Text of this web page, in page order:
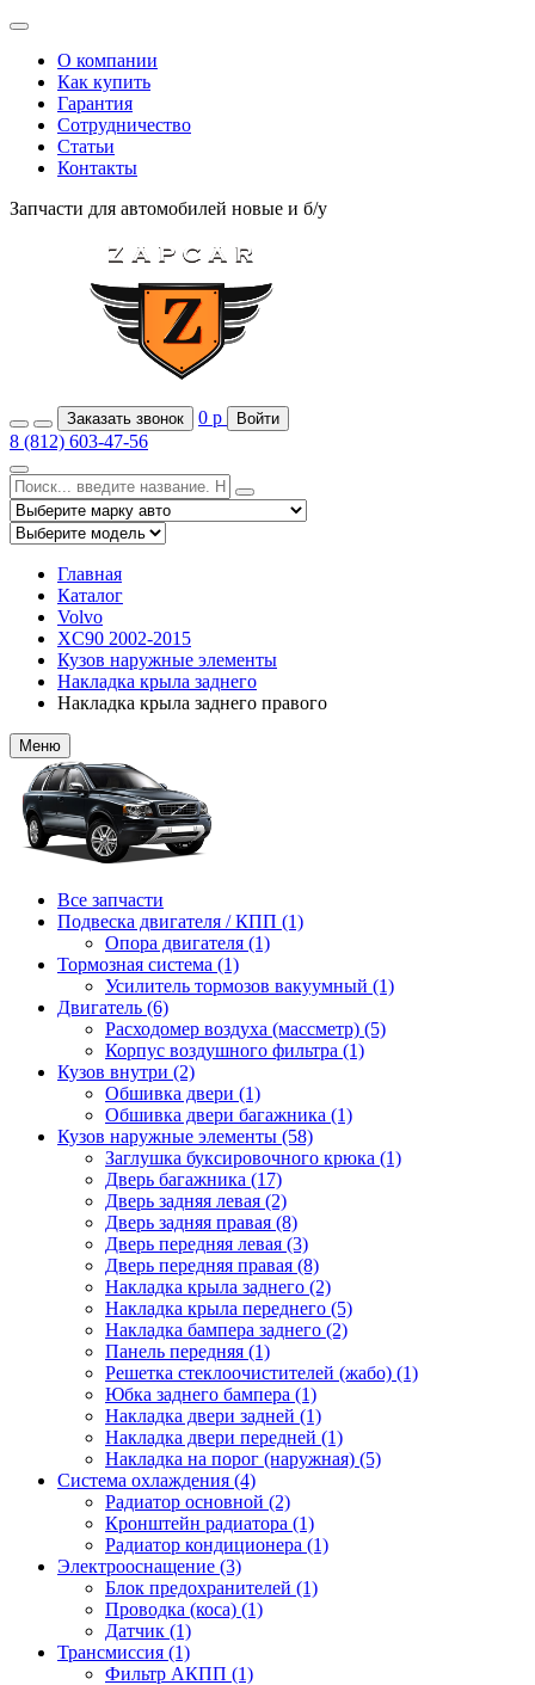
О компании
Как купить
Гарантия
Сотрудничество
Статьи
Контакты
Запчасти для автомобилей новые и б/у
Заказать звонок 0 р Войти
8 (812) 603-47-56
Главная
Каталог
Volvo
XC90 2002-2015
Кузов наружные элементы
Накладка крыла заднего
Накладка крыла заднего правого
Меню
Все запчасти
Подвеска двигателя / КПП (1)
Опора двигателя (1)
Тормозная система (1)
Усилитель тормозов вакуумный (1)
Двигатель (6)
Расходомер воздуха (массметр) (5)
Корпус воздушного фильтра (1)
Кузов внутри (2)
Обшивка двери (1)
Обшивка двери багажника (1)
Кузов наружные элементы (58)
Заглушка буксировочного крюка (1)
Дверь багажника (17)
Дверь задняя левая (2)
Дверь задняя правая (8)
Дверь передняя левая (3)
Дверь передняя правая (8)
Накладка крыла заднего (2)
Накладка крыла переднего (5)
Накладка бампера заднего (2)
Панель передняя (1)
Решетка стеклоочистителей (жабо) (1)
Юбка заднего бампера (1)
Накладка двери задней (1)
Накладка двери передней (1)
Накладка на порог (наружная) (5)
Система охлаждения (4)
Радиатор основной (2)
Кронштейн радиатора (1)
Радиатор кондиционера (1)
Электрооснащение (3)
Блок предохранителей (1)
Проводка (коса) (1)
Датчик (1)
Трансмиссия (1)
Фильтр АКПП (1)